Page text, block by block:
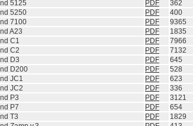
5125 PDF
362
5250 PDF
400
7100 PDF
9365
A23 PDF
1835
C1 PDF
7966
C2 PDF
7132
D3 PDF
645
D200 PDF
528
JC1 PDF
623
JC2 PDF
336
P3 PDF
3121
P7 PDF
654
T3 PDF
1829